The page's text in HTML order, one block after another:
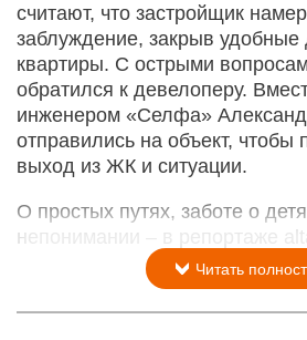
считают, что застройщик
заблуждение, закрыв удобные
квартиры. С острыми
обратился к девелоперу.
инженером «Селфа»
отправились на объект, чтобы
выход из ЖК и ситуации.
О простых путях, заботе о
непонимании – в репортаже
Читать